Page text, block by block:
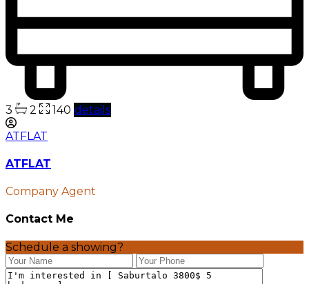
3 2 140 details
ATFLAT
ATFLAT
Company Agent
Contact Me
Schedule a showing?